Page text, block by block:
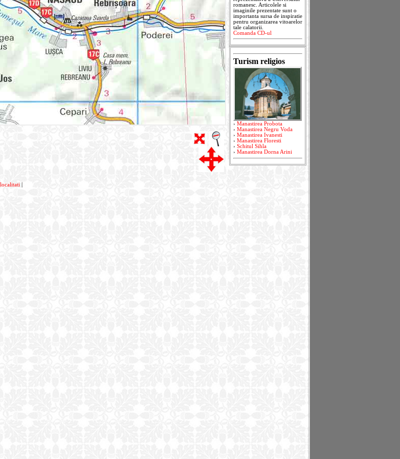
romanesc. Articolele si
imaginile prezentate sunt o
importanta sursa de inspiratie
pentru organizarea vitoarelor
tale calatorii.
Comanda CD-ul
Turism religios
› Manastirea Probota
› Manastirea Negru Voda
› Manastirea Ivanesti
› Manastirea Floresti
› Schitul Sihla
› Manastirea Dorna Arini